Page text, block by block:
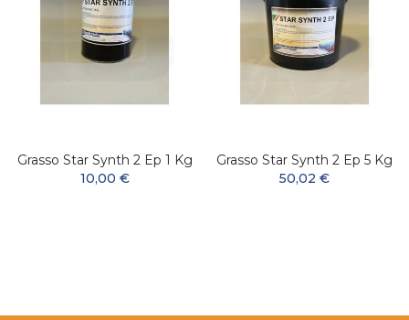
Grasso Star Synth 2 Ep 1 Kg
10,00 €
Grasso Star Synth 2 Ep 5 Kg
50,02 €